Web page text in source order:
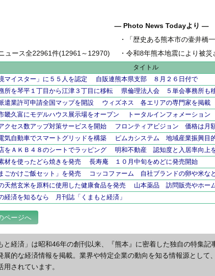
― Photo News Todayより ―
・
「歴史ある熊本市の壷井橋一帯を散策・・」
・令和8年熊本地震により被災
ュース全22961件(12961～12970)
タイトル
境マイスター」に５５人を認定 自販連熊本県支部 ８月２６日付で
所を琴平１丁目から江津３丁目に移転 県倫理法人会 ５単会事務所も
遣業許可申請全国マップを開設 ウィズネス 各エリアの専門家を掲載
畿久富にモデルハウス展示場をオープン トータルインフォメーショ
クセス数アップ対策サービスを開始 フロンティアビジョン 価格は月
気自動車でスマートグリッドを構築 ピムカシステム 地域産業振興目
店をＡＫＢ４８のシートでラッピング 明和不動産 認知度と入居率向上
材を使ったどら焼きを発売 長寿庵 １０月中旬をめどに発売開始
まごかけご飯セット」を発売 コッコファーム 自社ブランドの卵や米な
天然玄米を原料に使用した健康食品を発売 山本薬品 訪問販売やホー
経済を知るなら 月刊誌「くまもと経済」
ページへ
と経済」は昭和46年の創刊以来、『熊本』に密着した独自の特集
展的な経済情報を掲載。業界や特定企業の動向を知る情報源とし
用されています。